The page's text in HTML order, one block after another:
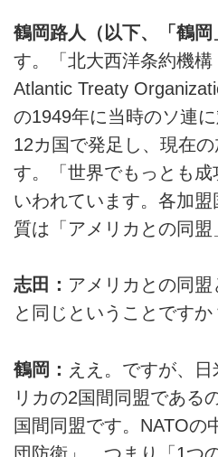
鶴岡路人（以下、「鶴岡
す。「北大西洋条約機構
Atlantic Treaty
の1949年に当時のソ連
12カ国で発足し、現在
す。「世界でもっとも成
いわれています。各加
質は「アメリカとの同盟
志田： アメリカとの同
と同じということですか
鶴岡： ええ。ですが、
リカの2国間同盟である
国間同盟です。NATOの